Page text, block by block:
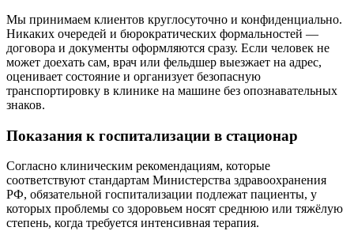
Мы принимаем клиентов круглосуточно и конфиденциально.
Никаких очередей и бюрократических формальностей —
договора и документы оформляются сразу. Если человек не
может доехать сам, врач или фельдшер выезжает на адрес,
оценивает состояние и организует безопасную
транспортировку в клинике на машине без опознавательных
знаков.
Показания к госпитализации в стационар
Согласно клиническим рекомендациям, которые
соответствуют стандартам Министерства здравоохранения
РФ, обязательной госпитализации подлежат пациенты, у
которых проблемы со здоровьем носят среднюю или тяжёлую
степень, когда требуется интенсивная терапия.